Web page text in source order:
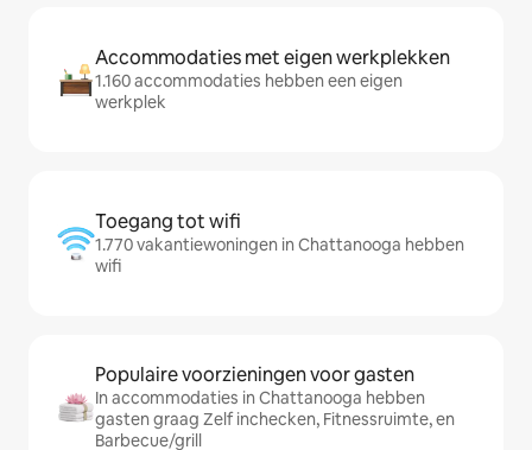
Accommodaties met eigen werkplekken
1.160 accommodaties hebben een eigen
werkplek
Toegang tot wifi
1.770 vakantiewoningen in Chattanooga hebben
wifi
Populaire voorzieningen voor gasten
In accommodaties in Chattanooga hebben
gasten graag Zelf inchecken, Fitnessruimte, en
Barbecue/grill